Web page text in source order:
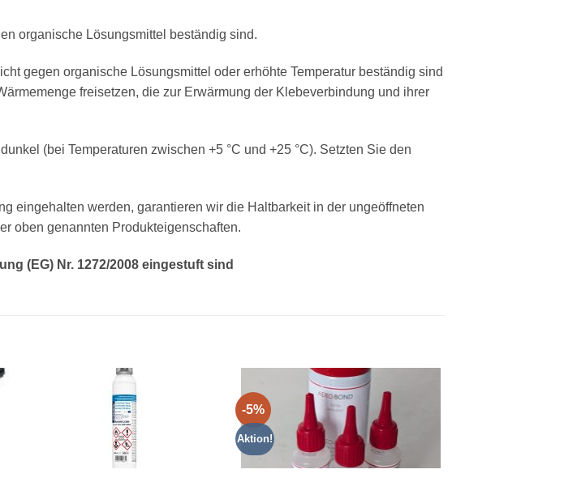
organische Lösungsmittel beständig sind.
gegen organische Lösungsmittel oder erhöhte Temperatur beständig sind
freisetzen, die zur Erwärmung der Klebeverbindung und ihrer
(bei Temperaturen zwischen +5 °C und +25 °C). Setzten Sie den
eingehalten werden, garantieren wir die Haltbarkeit in der ungeöffneten
oben genannten Produkteigenschaften.
(EG) Nr. 1272/2008 eingestuft sind
-5%
Aktion!